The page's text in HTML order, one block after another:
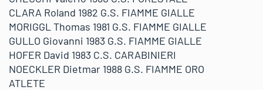
CLARA Roland 1982 G.S. FIAMME GIALLE
MORIGGL Thomas 1981 G.S. FIAMME GIALLE
GULLO Giovanni 1983 G.S. FIAMME GIALLE
HOFER David 1983 C.S. CARABINIERI
NOECKLER Dietmar 1988 G.S. FIAMME ORO
ATLETE